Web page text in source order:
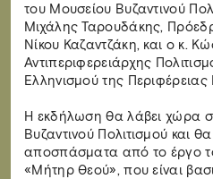
του Μουσείου Βυζαντινού
Μιχάλης Ταρουδάκης,
Νίκου Καζαντζάκη, και ο κ.
Αντιπεριφερειάρχης
Ελληνισμού της Περιφέρειας
Η εκδήλωση θα λάβει χώρα
Βυζαντινού Πολιτισμού και
αποσπάσματα από το έργο
«Μήτηρ Θεού», που είναι